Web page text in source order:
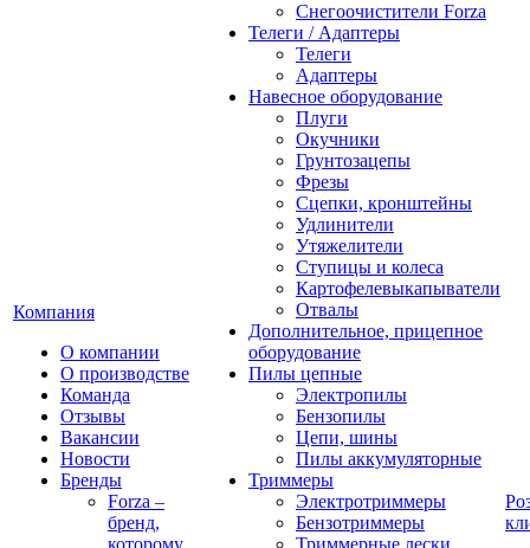
Компания
О компании
О производстве
Команда
Отзывы
Вакансии
Новости
Бренды
Forza –
бренд,
которому
Снегоочистители Forza
Телеги / Адаптеры
Телеги
Адаптеры
Навесное оборудование
Плуги
Окучники
Грунтозацепы
Фрезы
Сцепки, кронштейны
Удлинители
Утяжелители
Ступицы и колеса
Картофелевыкапыватели
Отвалы
Дополнительное, прицепное
оборудование
Пилы цепные
Электропилы
Бензопилы
Цепи, шины
Пилы аккумуляторные
Триммеры
Электротриммеры
Бензотриммеры
Триммерные лески,